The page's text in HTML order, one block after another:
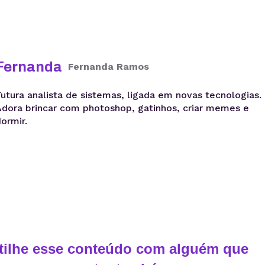
Fernanda Ramos
analista de sistemas, ligada em novas tecnologias.
brincar com photoshop, gatinhos, criar memes e
esse conteúdo com alguém que